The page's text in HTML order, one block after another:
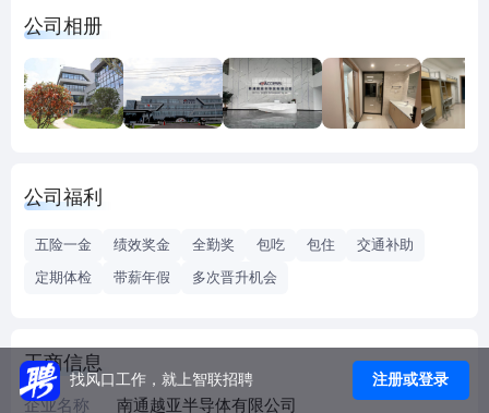
术，成为世界上首家采用“铜柱法”生产无芯封装基板并实现量
产的高科技企业。公司无芯封装基板技术产业化的成功，打
破境外企业垄断市场的局面。 公司为客户提供封装基板解决
方案以及定制化的高密度有机无芯IC封装基板，产品经过封
热性、耐热冲击性等特点，能够较好地满足当今先进封装设
Module）封装基板，此类产品已处于量产阶段，已通过国际
等客户认证并获得其量产订单，该等客户已进入iPhone、三
星Galaxy系列等智能手机以及iPad、Galaxy Tab等平板电脑
的供应链。
公司相册
公司福利
五险一金 绩效奖金 全勤奖 包吃 包住
交通补助
定期体检
带薪年假 多次晋升机会
工商信息
企业名称 南通越亚半导体有限公司
找风口工作，就上智联招聘 注册或登录